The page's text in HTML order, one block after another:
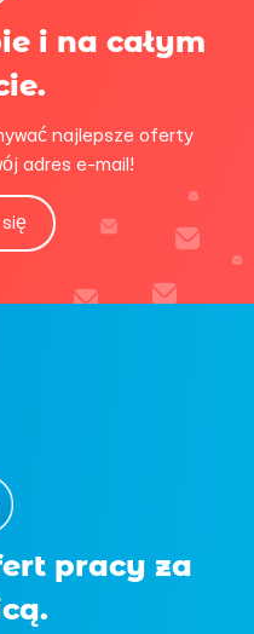
i na całym
najlepsze oferty
adres e-mail!
pracy za